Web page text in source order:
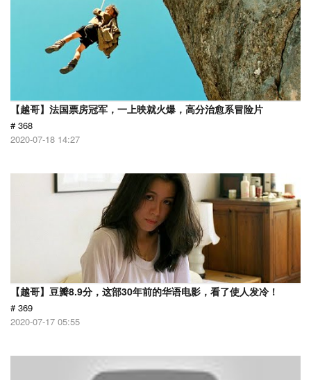
【越哥】法国票房冠军，一上映就火爆，高分治愈系冒险片
# 368
2020-07-18 14:27
【越哥】豆瓣8.9分，这部30年前的华语电影，看了使人发冷！
# 369
2020-07-17 05:55